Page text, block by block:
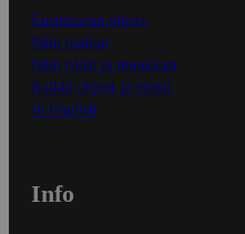
Ensitilaajan ohjeet
Näin maksat
Näin tilaat ja muokkaat
Kaikki ohjeet ja vinkit
In English
Info